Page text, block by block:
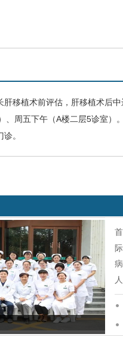
肝移植术前评估，肝移植术后
、周五下午（A楼二层5诊室）。
。
人